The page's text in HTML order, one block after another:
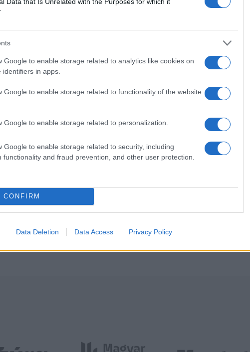
Google to enable storage related to analytics like cookies on
in apps.
Google to enable storage related to functionality of the website
Google to enable storage related to personalization.
Google to enable storage related to security, including
functionality and fraud prevention, and other user protection.
CONFIRM
Data Deletion Data Access Privacy Policy
Társaság
Társaság
és Levéltár Nonprofit Közhasznú Korlátolt Felelősségű Társaság
Társaság
Társaság
a Magyar Kultúráért Alapítvány megbízásából hirdeti meg. A
(